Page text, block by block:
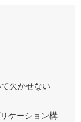
欠かせない
ケーション構